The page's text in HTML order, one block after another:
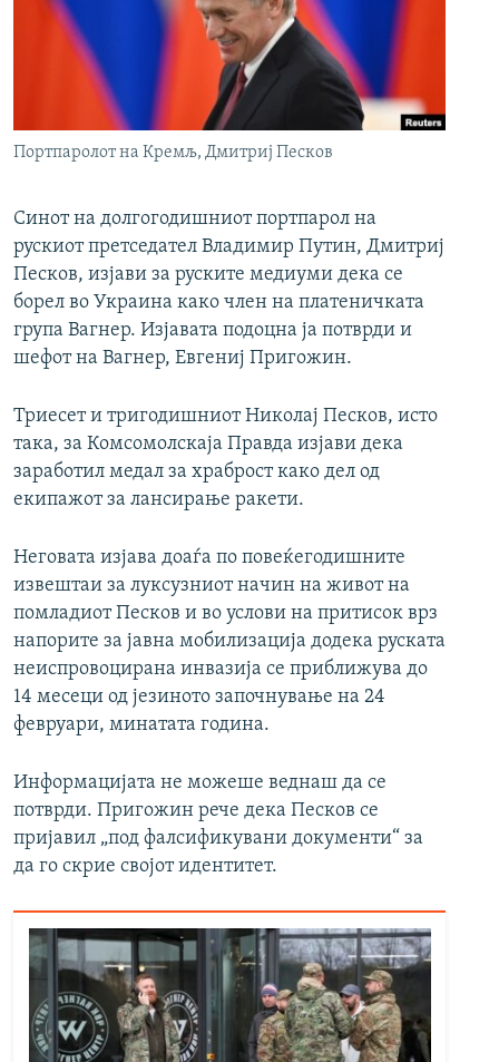
РСЕ веб страници
Портпаролот на Кремљ, Дмитриј Песков
Синот на долгогодишниот портпарол на
рускиот претседател Владимир Путин, Дмитриј
Песков, изјави за руските медиуми дека се
борел во Украина како член на платеничката
група Вагнер. Изјавата подоцна ја потврди и
шефот на Вагнер, Евгениј Пригожин.
Триесет и тригодишниот Николај Песков, исто
така, за Комсомолскаја Правда изјави дека
заработил медал за храброст како дел од
екипажот за лансирање ракети.
Неговата изјава доаѓа по повеќегодишните
извештаи за луксузниот начин на живот на
помладиот Песков и во услови на притисок врз
напорите за јавна мобилизација додека руската
неиспровоцирана инвазија се приближува до
14 месеци од језиното започнување на 24
февруари, минатата година.
Информацијата не можеше веднаш да се
потврди. Пригожин рече дека Песков се
пријавил „под фалсификувани документи“ за
да го скрие својот идентитет.